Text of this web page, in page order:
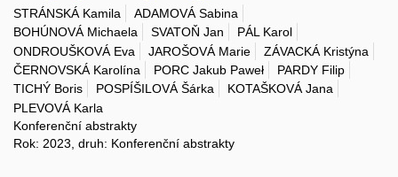
STRÁNSKÁ Kamila
ADAMOVÁ Sabina
BOHÚNOVÁ Michaela
SVATOŇ Jan
PÁL Karol
ONDROUŠKOVÁ Eva
JAROŠOVÁ Marie
ZÁVACKÁ Kristýna
ČERNOVSKÁ Karolína
PORC Jakub Paweł
PARDY Filip
TICHÝ Boris
POSPÍŠILOVÁ Šárka
KOTAŠKOVÁ Jana
PLEVOVÁ Karla
Konferenční abstrakty
Rok: 2023, druh: Konferenční abstrakty